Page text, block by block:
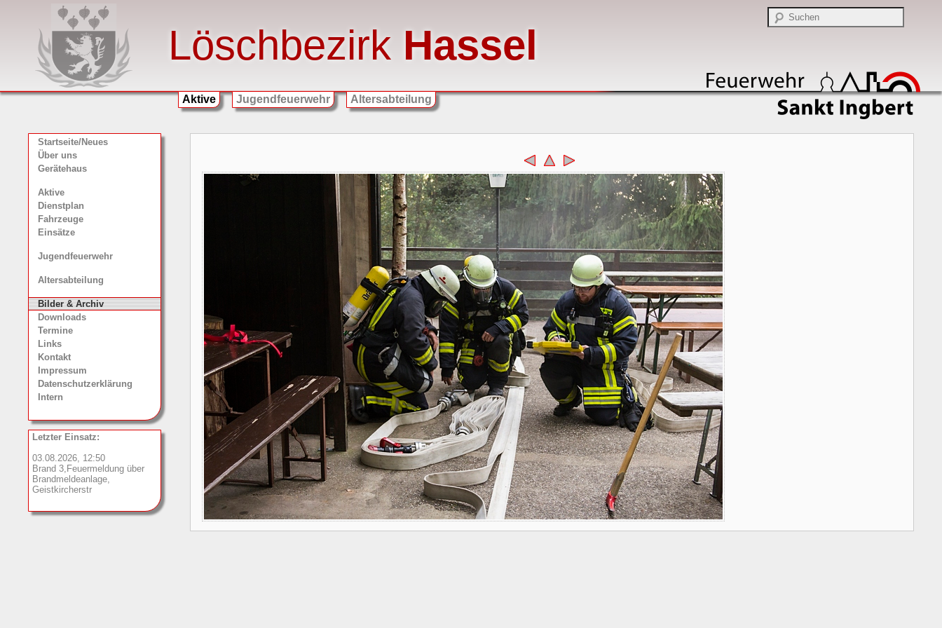
Löschbezirk Hassel
Aktive Jugendfeuerwehr Altersabteilung
Startseite/Neues
Über uns
Gerätehaus
Aktive
Dienstplan
Fahrzeuge
Einsätze
Jugendfeuerwehr
Altersabteilung
Bilder & Archiv
Downloads
Termine
Links
Kontakt
Impressum
Datenschutzerklärung
Intern
Letzter Einsatz:
03.08.2026, 12:50
Brand 3,Feuermeldung über
Brandmeldeanlage,
Geistkircherstr